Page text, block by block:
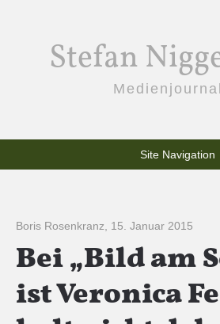
Stefan
Site Navigation
Boris Rosenkranz 15. Januar 2015
Bei „Bild am
ist Veronica